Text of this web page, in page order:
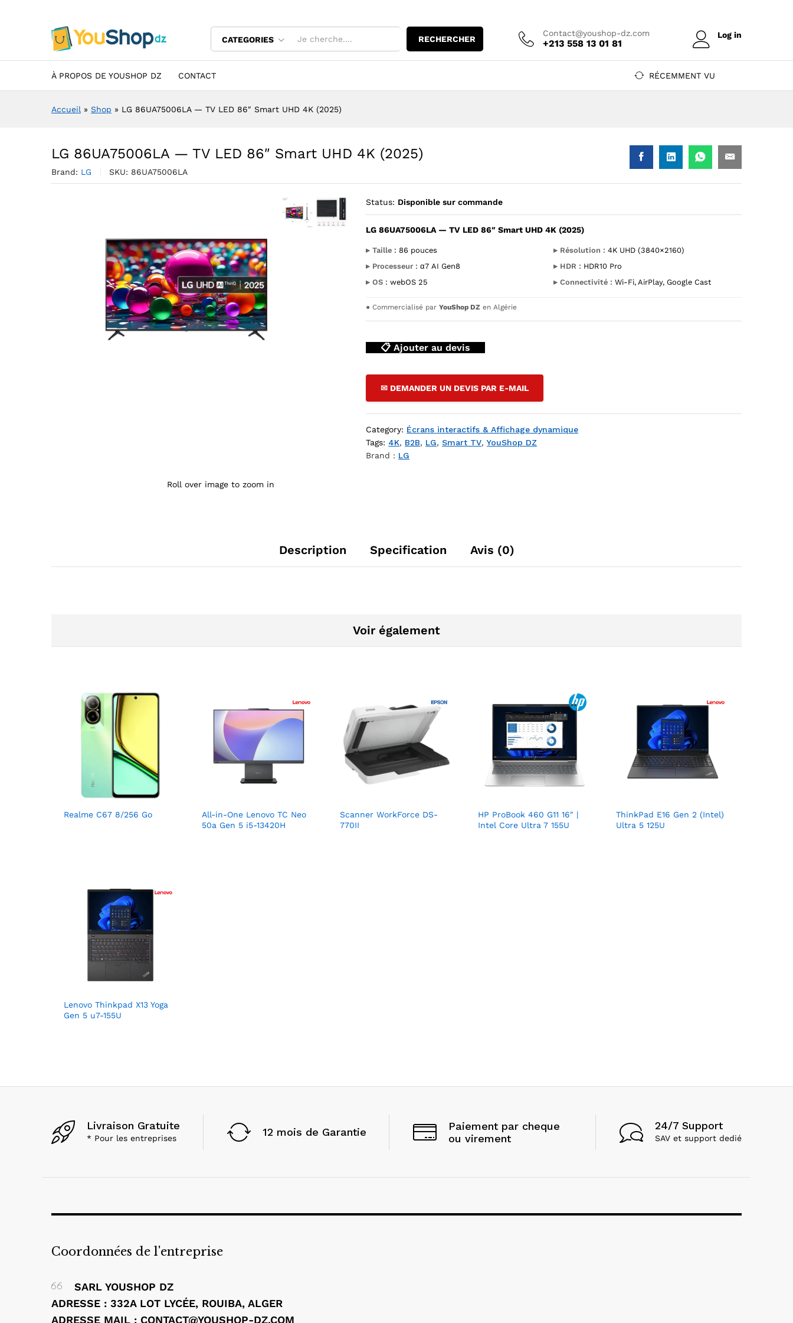
CATEGORIES RECHERCHER
Contact@youshop-dz.com
+213 558 13 01 81
Log in
À PROPOS DE YOUSHOP DZ CONTACT RÉCEMMENT VU
Accueil » Shop » LG 86UA75006LA — TV LED 86″ Smart UHD 4K (2025)
LG 86UA75006LA — TV LED 86″ Smart UHD 4K (2025)
Brand: LG SKU: 86UA75006LA
Agrandir l’image : LG 86UA75006LA — TV LED 86" Smart UHD 4K (2025) — YouShop DZ
Agrandir l’image : LG 86UA75006LA — TV LED 86" Smart UHD 4K (2025) — YouShop DZ
Agrandir l’image : LG 86UA75006LA — TV LED 86" Smart UHD 4K (2025) — YouShop DZ
Roll over image to zoom in
Status: Disponible sur commande
LG 86UA75006LA — TV LED 86″ Smart UHD 4K (2025)
▸ Taille : 86 pouces ▸ Résolution : 4K UHD (3840×2160)
▸ Processeur : α7 AI Gen8 ▸ HDR : HDR10 Pro
▸ OS : webOS 25 ▸ Connectivité : Wi-Fi, AirPlay, Google Cast
● Commercialisé parYouShop DZ en Algérie
📋 Ajouter au devis
✉ DEMANDER UN DEVIS PAR E-MAIL
Category: Écrans interactifs & Affichage dynamique
Tags: 4K, B2B, LG,Smart TV,YouShop DZ
Brand : LG
Description Specification Avis (0)
Voir également
Realme C67 8/256 Go
All-in-One Lenovo TC Neo
50a Gen 5 i5-13420H
Scanner WorkForce DS-
770II
HP ProBook 460 G11 16″ |
Intel Core Ultra 7 155U
ThinkPad E16 Gen 2 (Intel)
Ultra 5 125U
Lenovo Thinkpad X13 Yoga
Gen 5 u7-155U
Livraison Gratuite
* Pour les entreprises 12 mois de Garantie
Paiement par cheque
ou virement
24/7 Support
SAV et support dedié
Coordonnées de l'entreprise
SARL YOUSHOP DZ
ADRESSE : 332A LOT LYCÉE, ROUIBA, ALGER
ADRESSE MAIL : CONTACT@YOUSHOP-DZ.COM